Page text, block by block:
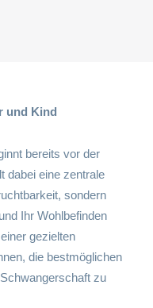
und Kind
bereits vor der
dabei eine zentrale
sondern
Ihr Wohlbefinden
gezielten
die bestmöglichen
zu